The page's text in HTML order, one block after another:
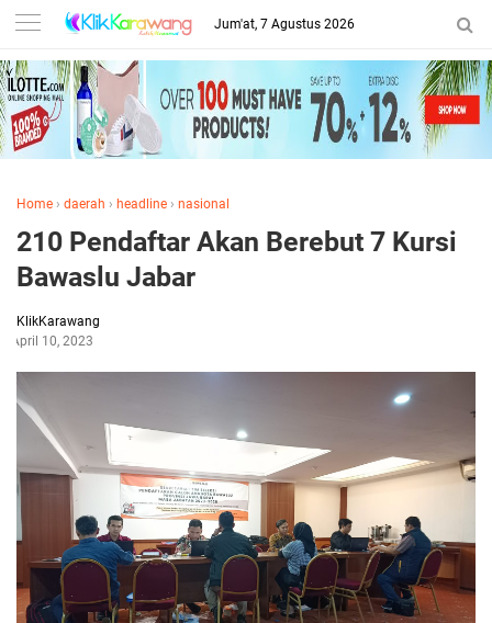
Jum'at, 7 Agustus 2026
Home › daerah › headline › nasional
210 Pendaftar Akan Berebut 7 Kursi
Bawaslu Jabar
KlikKarawang
April 10, 2023